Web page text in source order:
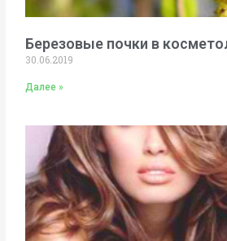
Березовые почки в
30.06.2019
Далее »